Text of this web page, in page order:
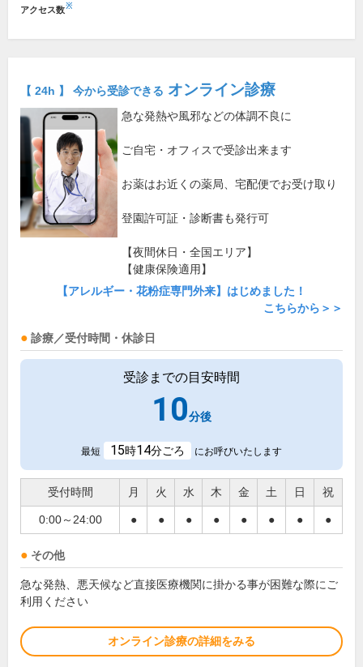
アクセス数※
【 24h 】 今から受診できる オンライン診療
急な発熱や風邪などの体調不良に
ご自宅・オフィスで受診出来ます
お薬はお近くの薬局、宅配便でお受け取り
登園許可証・診断書も発行可
【夜間休日・全国エリア】
【健康保険適用】
【アレルギー・花粉症専門外来】はじめました！
こちらから＞＞
診療／受付時間・休診日
受診までの目安時間
10分後
最短 15時14分ごろ にお呼びいたします
受付時間 月 火 水 木 金 土 日 祝
0:00～24:00 ● ● ● ● ● ● ● ●
その他
急な発熱、悪天候など直接医療機関に掛かる事が困難な際にご
利用ください
オンライン診療の詳細をみる